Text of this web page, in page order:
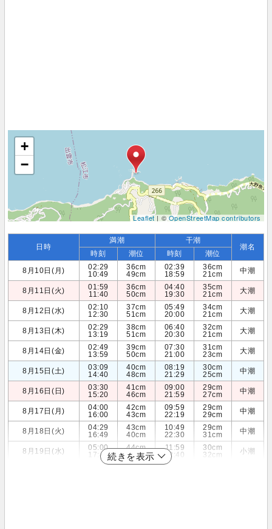
+
−
Leaflet| ©OpenStreetMap contributors
日時
満潮 干潮
潮名
時刻 潮位 時刻
潮位
8月10日(月)
02:29
10:49
36cm
49cm
02:39
18:59
36cm
21cm
中潮
8月11日(火)
01:59
11:40
36cm
50cm
04:40
19:30
35cm
21cm
大潮
8月12日(水)
02:10
12:30
37cm
51cm
05:49
20:00
34cm
21cm
大潮
8月13日(木)
02:29
13:19
38cm
51cm
06:40
20:30
32cm
21cm
大潮
8月14日(金)
02:49
13:59
39cm
50cm
07:30
21:00
31cm
23cm
大潮
8月15日(土)
03:09
14:40
40cm
48cm
08:19
21:29
30cm
25cm
中潮
8月16日(日)
03:30
15:20
41cm
46cm
09:00
21:59
29cm
27cm
中潮
8月17日(月)
04:00
16:00
42cm
43cm
09:59
22:19
29cm
29cm
中潮
8月18日(火)
04:29
16:49
43cm
40cm
10:49
22:30
29cm
31cm
中潮
8月19日(水)
05:00
17:40
44cm
37cm
11:59
22:40
30cm
32cm
小潮
続きを表示